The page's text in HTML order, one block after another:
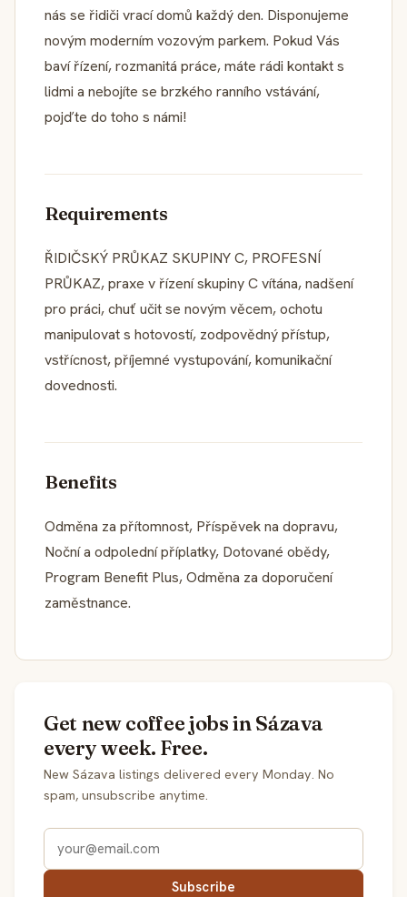
nás se řidiči vrací domů každý den. Disponujeme
novým moderním vozovým parkem. Pokud Vás
baví řízení, rozmanitá práce, máte rádi kontakt s
lidmi a nebojíte se brzkého ranního vstávání,
pojďte do toho s námi!
Requirements
ŘIDIČSKÝ PRŮKAZ SKUPINY C, PROFESNÍ
PRŮKAZ, praxe v řízení skupiny C vítána, nadšení
pro práci, chuť učit se novým věcem, ochotu
manipulovat s hotovostí, zodpovědný přístup,
vstřícnost, příjemné vystupování, komunikační
dovednosti.
Benefits
Odměna za přítomnost, Příspěvek na dopravu,
Noční a odpolední příplatky, Dotované obědy,
Program Benefit Plus, Odměna za doporučení
zaměstnance.
Get new coffee jobs in Sázava
every week. Free.
New Sázava listings delivered every Monday. No
spam, unsubscribe anytime.
Subscribe